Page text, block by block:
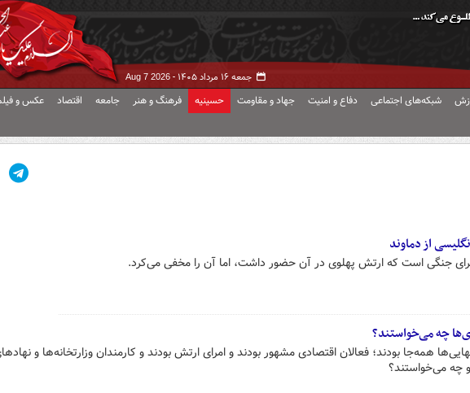
جمعه ۱۶ مرداد ۱۴۰۵ - Aug 7 2026
شبکه‌های اجتماعی دفاع و امنیت جهاد و مقاومت حسینیه فرهنگ و هنر جامعه اقتصاد عکس و
از دماوند
جنگی است که ارتش پهلوی در آن حضور داشت، اما آن را مخفی می‌کرد.
چه می‌خواستند؟
همه‌جا بودند؛ فعالان اقتصادی مشهور بودند و امرای ارتش بودند و کارمندان وزارتخانه‌ها و
چه می‌خواستند؟